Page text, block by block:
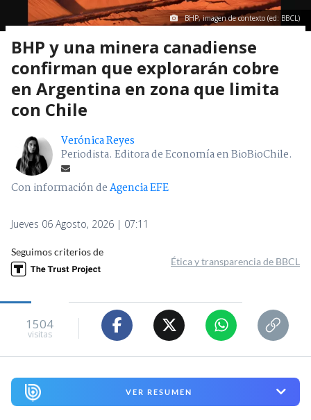
BHP, imagen de contexto (ed: BBCL)
BHP y una minera canadiense
confirman que explorarán cobre
en Argentina en zona que limita
con Chile
Verónica Reyes
Periodista. Editora de Economía en BioBioChile.
Con información deAgencia EFE
Jueves 06 Agosto, 2026 | 07:11
Seguimos criterios de
Ética y transparencia de BBCL
1504
visitas
VER RESUMEN